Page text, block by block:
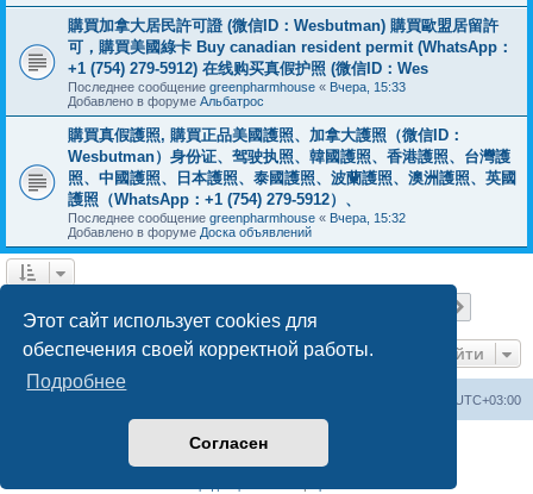
Этот сайт использует cookies для
обеспечения своей корректной работы.
Подробнее
Согласен
購買加拿大居民許可證 (微信ID：Wesbutman) 購買歐盟居留許
可，購買美國綠卡 Buy canadian resident permit (WhatsApp：
+1 (754) 279-5912) 在线购买真假护照 (微信ID：Wes
Последнее сообщение greenpharmhouse « Вчера, 15:33
Добавлено в форуме Альбатрос
購買真假護照, 購買正品美國護照、加拿大護照（微信ID：
Wesbutman）身份证、驾驶执照、韓國護照、香港護照、台灣護
照、中國護照、日本護照、泰國護照、波蘭護照、澳洲護照、英國
護照（WhatsApp：+1 (754) 279-5912）、
Последнее сообщение greenpharmhouse « Вчера, 15:32
Добавлено в форуме Доска объявлений
Перейти
UTC+03:00
Создано на основеphpBB® Forum Software © phpBB Limited
Русская поддержка phpBB